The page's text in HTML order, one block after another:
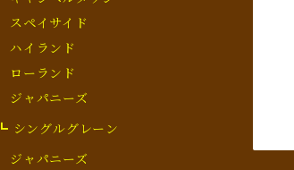
スペイサイド
ハイランド
ローランド
ジャパニーズ
┗ シングルグレーン
ジャパニーズ